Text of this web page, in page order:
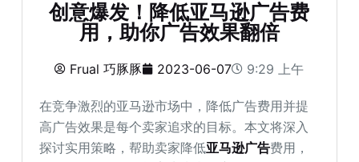
创意爆发！降低亚马逊广告费
用，助你广告效果翻倍
Frual 巧豚豚 2023-06-07 9:29 上午
在竞争激烈的亚马逊市场中，降低广告费用并提
高广告效果是每个卖家追求的目标。本文将深入
探讨实用策略，帮助卖家降低亚马逊广告费用，